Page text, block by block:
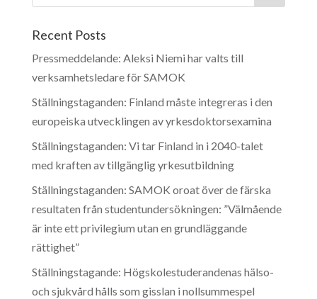
Recent Posts
Pressmeddelande: Aleksi Niemi har valts till
verksamhetsledare för SAMOK
Ställningstaganden: Finland måste integreras i den
europeiska utvecklingen av yrkesdoktorsexamina
Ställningstaganden: Vi tar Finland in i 2040-talet
med kraften av tillgänglig yrkesutbildning
Ställningstaganden: SAMOK oroat över de färska
resultaten från studentundersökningen: ”Välmående
är inte ett privilegium utan en grundläggande
rättighet”
Ställningstagande: Högskolestuderandenas hälso-
och sjukvård hålls som gisslan i nollsummespel